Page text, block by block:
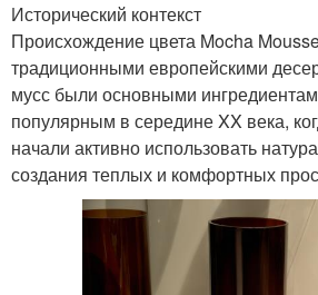
Исторический контекст
Происхождение цвета Mocha
традиционными европейскими
мусс были основными
популярным в середине XX века,
начали активно использовать
создания теплых и комфортных